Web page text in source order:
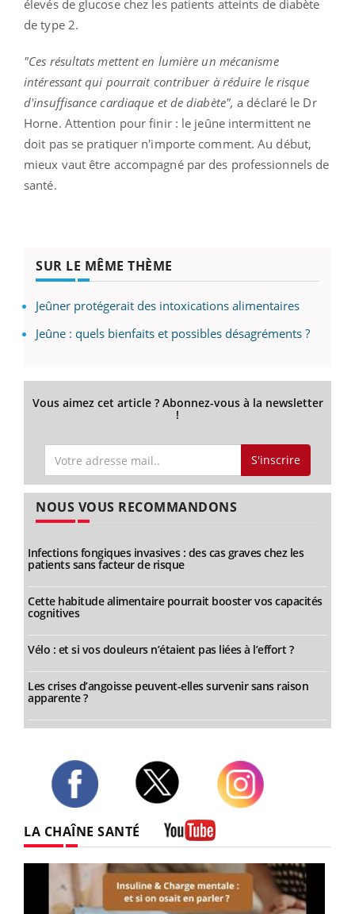
élevés de glucose chez les patients atteints de diabète
de type 2.
"Ces résultats mettent en lumière un mécanisme
intéressant qui pourrait contribuer à réduire le risque
d'insuffisance cardiaque et de diabète", a déclaré le Dr
Horne. Attention pour finir : le jeûne intermittent ne
doit pas se pratiquer n'importe comment. Au début,
mieux vaut être accompagné par des professionnels de
santé.
SUR LE MÊME THÈME
Jeûner protégerait des intoxications alimentaires
Jeûne : quels bienfaits et possibles désagréments ?
Vous aimez cet article ? Abonnez-vous à la newsletter
!
S'inscrire
NOUS VOUS RECOMMANDONS
Infections fongiques invasives : des cas graves chez les
patients sans facteur de risque
Cette habitude alimentaire pourrait booster vos capacités
cognitives
Vélo : et si vos douleurs n’étaient pas liées à l’effort ?
Les crises d’angoisse peuvent-elles survenir sans raison
apparente ?
LA CHAÎNE SANTÉ